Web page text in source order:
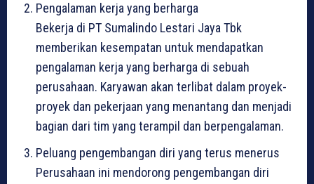
Pengalaman kerja yang berharga
Bekerja di PT Sumalindo Lestari Jaya Tbk
memberikan kesempatan untuk mendapatkan
pengalaman kerja yang berharga di sebuah
perusahaan. Karyawan akan terlibat dalam proyek-
proyek dan pekerjaan yang menantang dan menjadi
bagian dari tim yang terampil dan berpengalaman.
Peluang pengembangan diri yang terus menerus
Perusahaan ini mendorong pengembangan diri